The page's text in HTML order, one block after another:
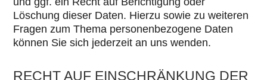
Löschung dieser Daten. Hierzu sowie zu weiteren
Fragen zum Thema personenbezogene Daten
können Sie sich jederzeit an uns wenden.
RECHT AUF EINSCHRÄNKUNG DER